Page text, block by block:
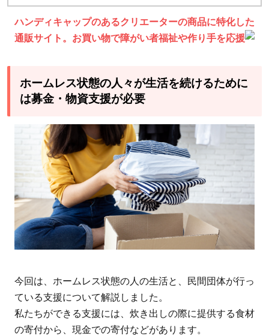
ハンディキャップのあるクリエーターの商品に特化した
通販サイト。お買い物で障がい者福祉や作り手を応援
ホームレス状態の人々が生活を続けるために
は募金・物資支援が必要
今回は、ホームレス状態の人の生活と、民間団体が行っ
ている支援について解説しました。
私たちができる支援には、炊き出しの際に提供する食材
の寄付から、現金での寄付などがあります。